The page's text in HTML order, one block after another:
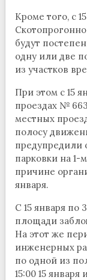
Кроме того, с
будут
одну или две
из участков
При этом с 15
проездах №
местных
полосу
предупредили
парковки на 1-
причине
января.
С 15 января по
площади
На этот же
инженерных
по одной из
15:00 15